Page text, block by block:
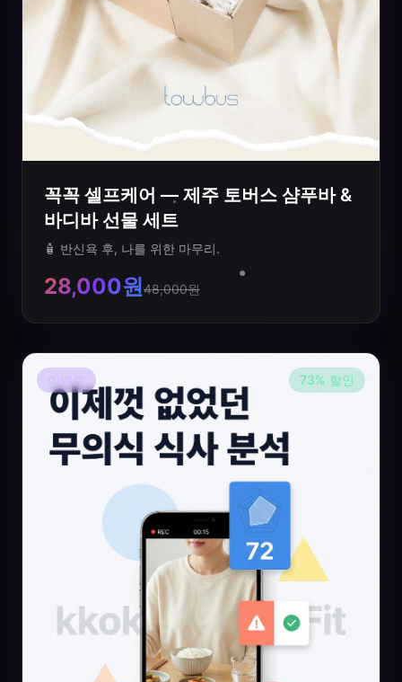
꼭꼭 셀프케어 — 제주 토버스 샴푸바 &
바디바 선물 세트
🧴 반신욕 후, 나를 위한 마무리.
28,000원48,000원
이벤트 73% 할인